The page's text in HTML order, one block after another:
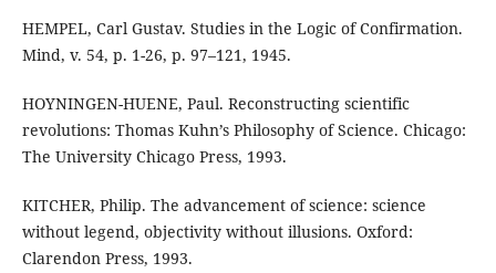
HEMPEL, Carl Gustav. Studies in the Logic of Confirmation.
Mind, v. 54, p. 1-26, p. 97–121, 1945.
HOYNINGEN-HUENE, Paul. Reconstructing scientific
revolutions: Thomas Kuhn’s Philosophy of Science. Chicago:
The University Chicago Press, 1993.
KITCHER, Philip. The advancement of science: science
without legend, objectivity without illusions. Oxford:
Clarendon Press, 1993.